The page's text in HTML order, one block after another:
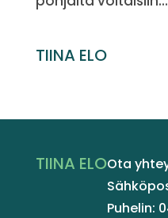
TIINA ELO
TIINA ELOOta
Puhelin: